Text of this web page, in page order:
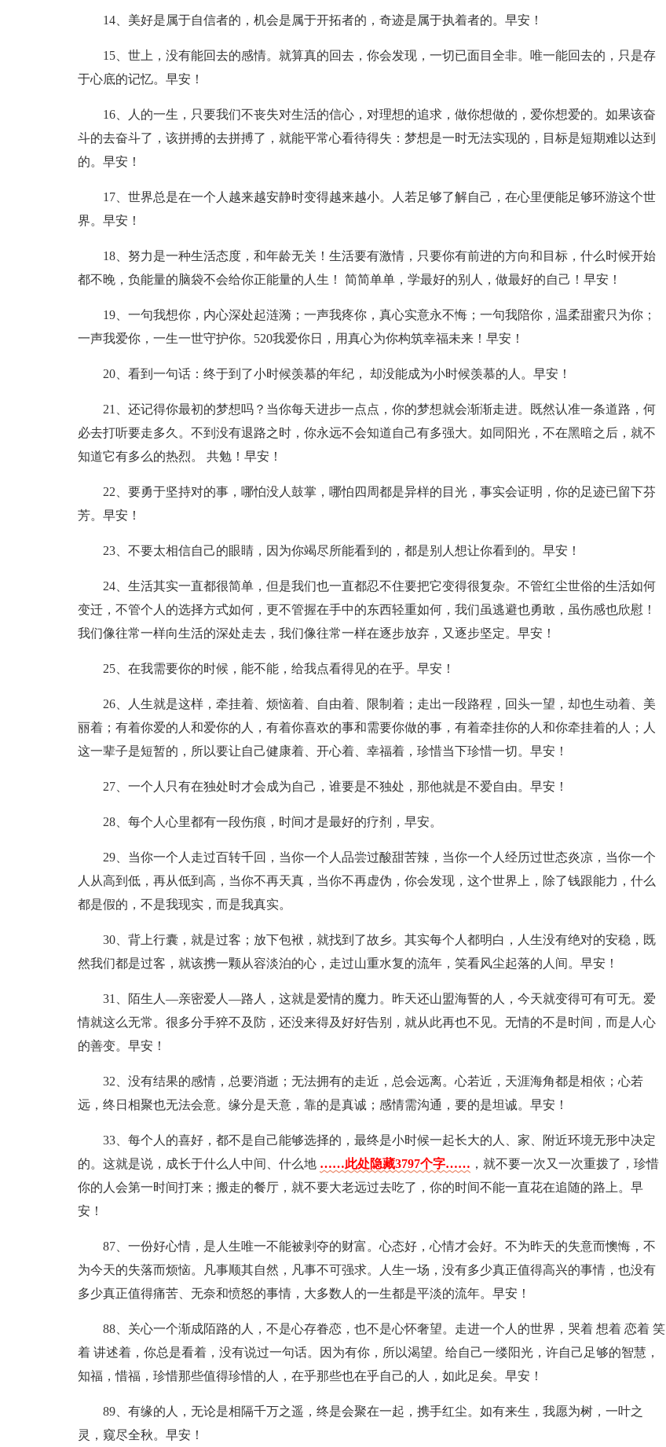
14、美好是属于自信者的，机会是属于开拓者的，奇迹是属于执着者的。早安！
15、世上，没有能回去的感情。就算真的回去，你会发现，一切已面目全非。唯一能回去的，只是存
于心底的记忆。早安！
16、人的一生，只要我们不丧失对生活的信心，对理想的追求，做你想做的，爱你想爱的。如果该奋
斗的去奋斗了，该拼搏的去拼搏了，就能平常心看待得失：梦想是一时无法实现的，目标是短期难以达到
的。早安！
17、世界总是在一个人越来越安静时变得越来越小。人若足够了解自己，在心里便能足够环游这个世
界。早安！
18、努力是一种生活态度，和年龄无关！生活要有激情，只要你有前进的方向和目标，什么时候开始
都不晚，负能量的脑袋不会给你正能量的人生！ 简简单单，学最好的别人，做最好的自己！早安！
19、一句我想你，内心深处起涟漪；一声我疼你，真心实意永不悔；一句我陪你，温柔甜蜜只为你；
一声我爱你，一生一世守护你。520我爱你日，用真心为你构筑幸福未来！早安！
20、看到一句话：终于到了小时候羡慕的年纪， 却没能成为小时候羡慕的人。早安！
21、还记得你最初的梦想吗？当你每天进步一点点，你的梦想就会渐渐走进。既然认准一条道路，何
必去打听要走多久。不到没有退路之时，你永远不会知道自己有多强大。如同阳光，不在黑暗之后，就不
知道它有多么的热烈。 共勉！早安！
22、要勇于坚持对的事，哪怕没人鼓掌，哪怕四周都是异样的目光，事实会证明，你的足迹已留下芬
芳。早安！
23、不要太相信自己的眼睛，因为你竭尽所能看到的，都是别人想让你看到的。早安！
24、生活其实一直都很简单，但是我们也一直都忍不住要把它变得很复杂。不管红尘世俗的生活如何
变迁，不管个人的选择方式如何，更不管握在手中的东西轻重如何，我们虽逃避也勇敢，虽伤感也欣慰！
我们像往常一样向生活的深处走去，我们像往常一样在逐步放弃，又逐步坚定。早安！
25、在我需要你的时候，能不能，给我点看得见的在乎。早安！
26、人生就是这样，牵挂着、烦恼着、自由着、限制着；走出一段路程，回头一望，却也生动着、美
丽着；有着你爱的人和爱你的人，有着你喜欢的事和需要你做的事，有着牵挂你的人和你牵挂着的人；人
这一辈子是短暂的，所以要让自己健康着、开心着、幸福着，珍惜当下珍惜一切。早安！
27、一个人只有在独处时才会成为自己，谁要是不独处，那他就是不爱自由。早安！
28、每个人心里都有一段伤痕，时间才是最好的疗剂，早安。
29、当你一个人走过百转千回，当你一个人品尝过酸甜苦辣，当你一个人经历过世态炎凉，当你一个
人从高到低，再从低到高，当你不再天真，当你不再虚伪，你会发现，这个世界上，除了钱跟能力，什么
都是假的，不是我现实，而是我真实。
30、背上行囊，就是过客；放下包袱，就找到了故乡。其实每个人都明白，人生没有绝对的安稳，既
然我们都是过客，就该携一颗从容淡泊的心，走过山重水复的流年，笑看风尘起落的人间。早安！
31、陌生人—亲密爱人—路人，这就是爱情的魔力。昨天还山盟海誓的人，今天就变得可有可无。爱
情就这么无常。很多分手猝不及防，还没来得及好好告别，就从此再也不见。无情的不是时间，而是人心
的善变。早安！
32、没有结果的感情，总要消逝；无法拥有的走近，总会远离。心若近，天涯海角都是相依；心若
远，终日相聚也无法会意。缘分是天意，靠的是真诚；感情需沟通，要的是坦诚。早安！
33、每个人的喜好，都不是自己能够选择的，最终是小时候一起长大的人、家、附近环境无形中决定
的。这就是说，成长于什么人中间、什么地 ……此处隐藏3797个字…… ，就不要一次又一次重拨了，珍惜
你的人会第一时间打来；搬走的餐厅，就不要大老远过去吃了，你的时间不能一直花在追随的路上。早
安！
87、一份好心情，是人生唯一不能被剥夺的财富。心态好，心情才会好。不为昨天的失意而懊悔，不
为今天的失落而烦恼。凡事顺其自然，凡事不可强求。人生一场，没有多少真正值得高兴的事情，也没有
多少真正值得痛苦、无奈和愤怒的事情，大多数人的一生都是平淡的流年。早安！
88、关心一个渐成陌路的人，不是心存眷恋，也不是心怀奢望。走进一个人的世界，哭着 想着 恋着 笑
着 讲述着，你总是看着，没有说过一句话。因为有你，所以渴望。给自己一缕阳光，许自己足够的智慧，
知福，惜福，珍惜那些值得珍惜的人，在乎那些也在乎自己的人，如此足矣。早安！
89、有缘的人，无论是相隔千万之遥，终是会聚在一起，携手红尘。如有来生，我愿为树，一叶之
灵，窥尽全秋。早安！